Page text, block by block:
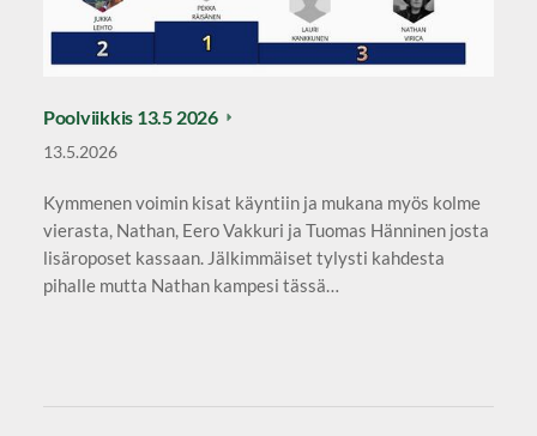
Poolviikkis 13.5 2026
13.5.2026
Kymmenen voimin kisat käyntiin ja mukana myös kolme
vierasta, Nathan, Eero Vakkuri ja Tuomas Hänninen josta
lisäroposet kassaan. Jälkimmäiset tylysti kahdesta
pihalle mutta Nathan kampesi tässä…